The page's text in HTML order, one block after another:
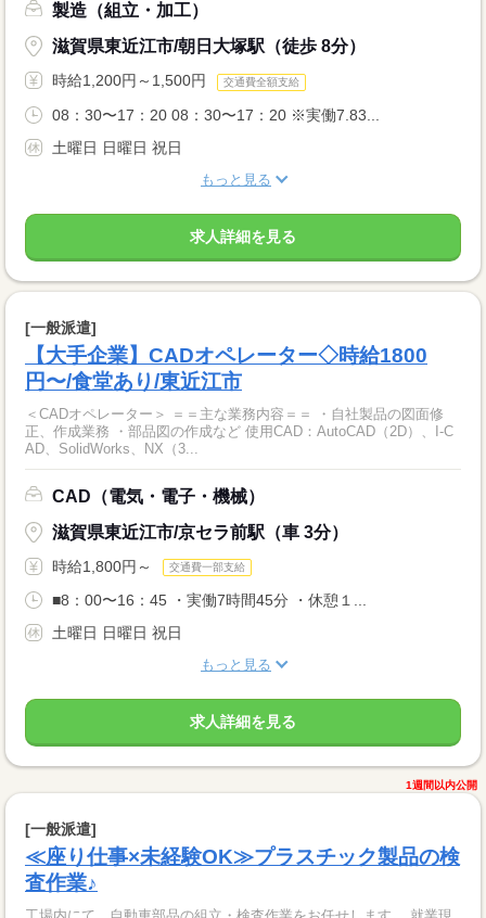
製造（組立・加工）
滋賀県東近江市/朝日大塚駅（徒歩 8分）
時給1,200円～1,500円 交通費全額支給
08：30〜17：20 08：30〜17：20 ※実働7.83...
土曜日 日曜日 祝日
もっと見る
求人詳細を見る
[一般派遣]
【大手企業】CADオペレーター◇時給1800
円〜/食堂あり/東近江市
＜CADオペレーター＞ ＝＝主な業務内容＝＝ ・自社製品の図面修
正、作成業務 ・部品図の作成など 使用CAD：AutoCAD（2D）、I-C
AD、SolidWorks、NX（3...
CAD（電気・電子・機械）
滋賀県東近江市/京セラ前駅（車 3分）
時給1,800円～ 交通費一部支給
■8：00〜16：45 ・実働7時間45分 ・休憩１...
土曜日 日曜日 祝日
もっと見る
求人詳細を見る
1週間以内公開
[一般派遣]
≪座り仕事×未経験OK≫プラスチック製品の検
査作業♪